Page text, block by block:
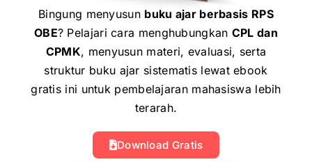
Bingung menyusun buku ajar berbasis RPS
OBE? Pelajari cara menghubungkan CPL dan
CPMK, menyusun materi, evaluasi, serta
struktur buku ajar sistematis lewat ebook
gratis ini untuk pembelajaran mahasiswa lebih
terarah.
Download Gratis